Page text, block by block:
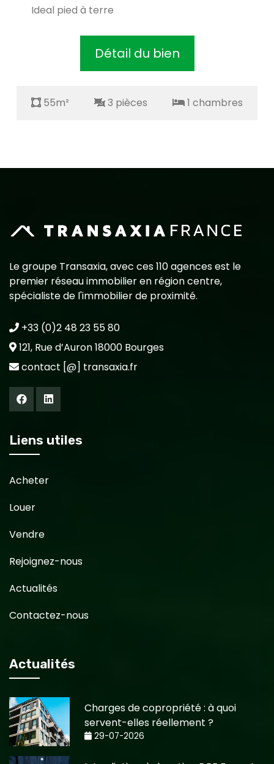
Ideal pied à terre
Détail du bien
55m² 3 pièces 1 chambres
Le groupe Transaxia, avec ces 110 agences est le
premier réseau immobilier en région centre,
spécialiste de l'immobilier de proximité.
+33 (0)2 48 23 55 80
121, Rue d’Auron 18000 Bourges
contact [@] transaxia.fr
Liens utiles
Acheter
Louer
Vendre
Rejoignez-nous
Actualités
Contactez-nous
Actualités
Charges de copropriété : à quoi
servent-elles réellement ?
29-07-2026